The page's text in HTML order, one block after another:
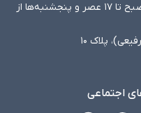
شنبه تا چهارشنبه از ساعت ۸:۳۰ صبح تا ۱۷ عصر و پنجشنبه‌ها از
پلاک ۱۰
اجتماعی